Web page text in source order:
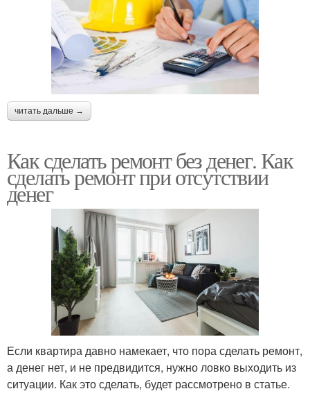
читать дальше →
Как сделать ремонт без денег. Как
сделать ремонт при отсутствии
денег
Если квартира давно намекает, что пора сделать ремонт,
а денег нет, и не предвидится, нужно ловко выходить из
ситуации. Как это сделать, будет рассмотрено в статье.